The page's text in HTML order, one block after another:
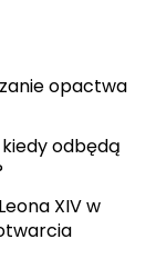
opactwa
kiedy odbędą
XIV w